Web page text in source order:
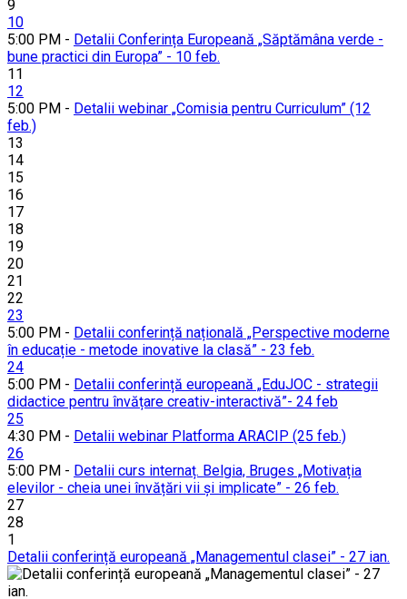
9
10
5:00 PM - Detalii Conferința Europeană „Săptămâna verde -
bune practici din Europa” - 10 feb.
11
12
5:00 PM - Detalii webinar „Comisia pentru Curriculum” (12
feb.)
13
14
15
16
17
18
19
20
21
22
23
5:00 PM - Detalii conferință națională „Perspective moderne
în educație - metode inovative la clasă” - 23 feb.
24
5:00 PM - Detalii conferință europeană „EduJOC - strategii
didactice pentru învățare creativ-interactivă”- 24 feb
25
4:30 PM - Detalii webinar Platforma ARACIP (25 feb.)
26
5:00 PM - Detalii curs internaț. Belgia, Bruges „Motivația
elevilor - cheia unei învățări vii și implicate” - 26 feb.
27
28
1
Detalii conferință europeană „Managementul clasei” - 27 ian.